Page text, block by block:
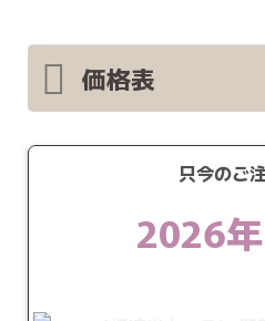
価格表
只今のご
2026